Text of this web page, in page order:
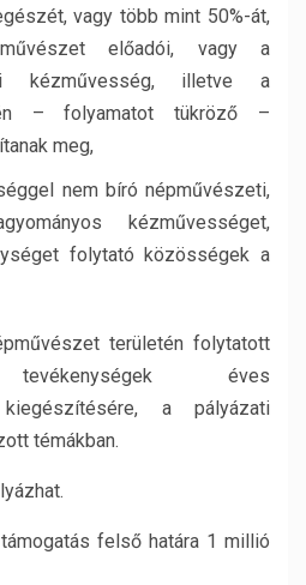
vagy több mint 50%-át,
előadói, vagy a
kézművesség, illetve a
– folyamatot tükröző –
meg,
nem bíró népművészeti,
kézművességet,
folytató közösségek a
területén folytatott
tevékenységek éves
kiegészítésére, a pályázati
témákban.
felső határa 1 millió